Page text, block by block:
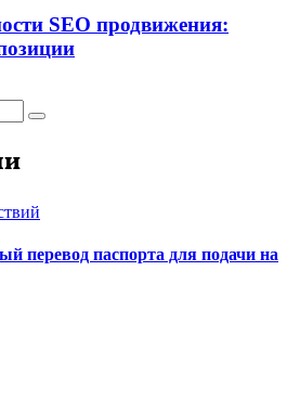
SEO продвижения:
перевод паспорта для подачи на